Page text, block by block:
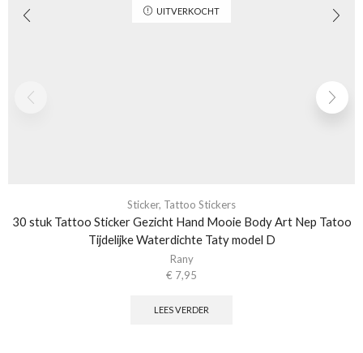
UITVERKOCHT
Sticker, Tattoo Stickers
30 stuk Tattoo Sticker Gezicht Hand Mooie Body Art Nep Tatoo
Tijdelijke Waterdichte Taty model D
Rany
€ 7,95
LEES VERDER